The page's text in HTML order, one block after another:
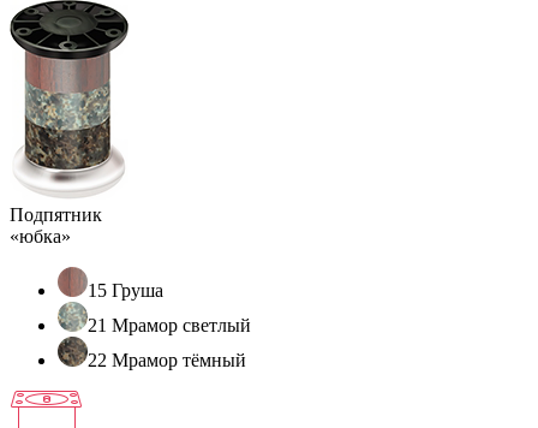
Подпятник
«юбка»
15 Груша
21 Мрамор светлый
22 Мрамор тёмный